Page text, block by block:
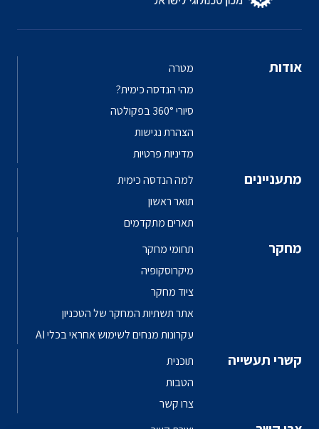
אודות
מטרה
מהי הנדסה כימית?
סיורי 360° בפקולטה
הצהרת נגישות
מדיניות פרטיות
מתעניינים
למה הנדסה כימית
תואר ראשון
תארים מתקדמים
מחקר
תחומי מחקר
מיקרוסקופיה
ציוד מחקר
אתר תשתיות המחקר של הטכניון
עקרונות מנחים לשימוש אחראי בכלי AI
קשרי תעשייה
תוכנית
הטבות
צרו קשר